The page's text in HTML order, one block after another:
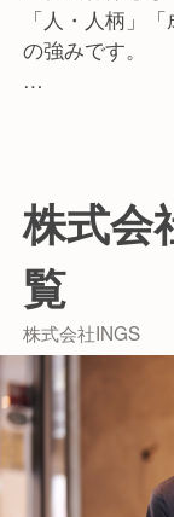
らぁ麺 鳳仙花
らぁ麺 時は麺な
横浜家系ラー
スタミナラー
元祖焼豚センタ
「人・人柄」
の強みです。
ど
あだ名や下の
だからこそ悩ん
の良さです！
「成長性」と
プが早いことが
新卒で入社した
り、
25歳でマネー
株式会
覧
株式会社INGS